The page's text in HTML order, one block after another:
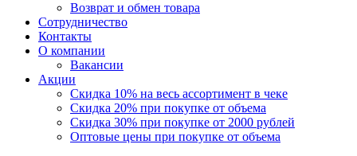
Возврат и обмен товара
Сотрудничество
Контакты
О компании
Вакансии
Акции
Скидка 10% на весь ассортимент в чеке
Скидка 20% при покупке от объема
Скидка 30% при покупке от 2000 рублей
Оптовые цены при покупке от объема